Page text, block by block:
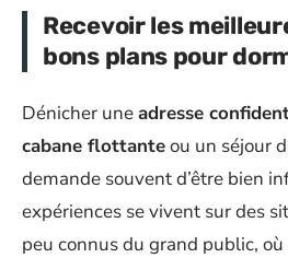
Recevoir les
bons plans pour
Dénicher uneadresse
cabane flottanteou un séjour
demande souvent d’être bien
expériences se vivent sur des
peu connus du grand public, où